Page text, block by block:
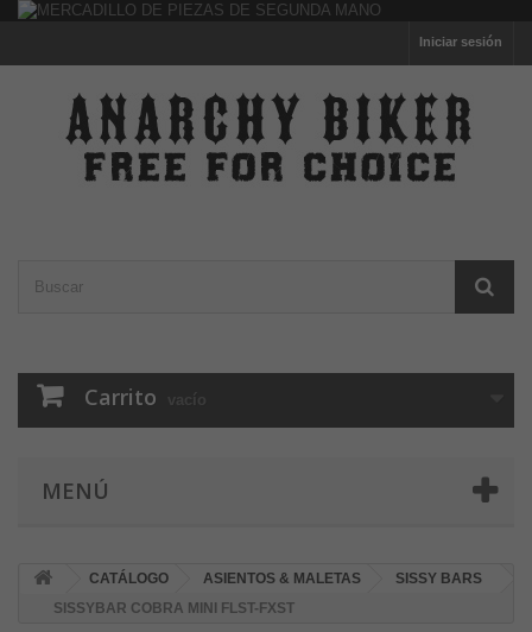
Iniciar sesión
Carrito vacío
MENÚ
CATÁLOGO ASIENTOS & MALETAS
SISSY BARS
SISSYBAR COBRA MINI FLST-FXST